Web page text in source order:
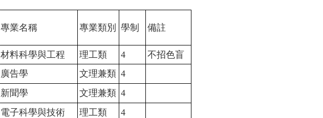
專業名稱 專業類別 學制 備註
材料科學與工程 理工類 4
不招色盲
廣告學 文理兼類 4
新聞學 文理兼類 4
電子科學與技術 理工類
4